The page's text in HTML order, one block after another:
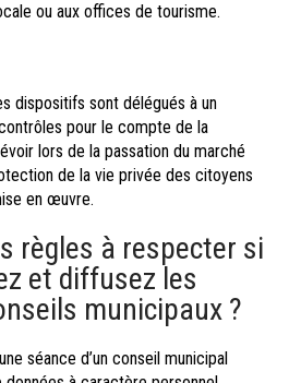
ou aux offices de tourisme.
dispositifs sont délégués à un
pour le compte de la
lors de la passation du marché
de la vie privée des citoyens
en œuvre.
règles à respecter si
et diffusez les
municipaux ?
séance d’un conseil municipal